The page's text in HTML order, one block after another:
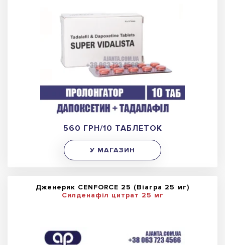
560 ГРН/10 ТАБЛЕТОК
У МАГАЗИН
Дженерик CENFORCE 25 (Віагра 25 мг)
Силденафіл цитрат 25 мг